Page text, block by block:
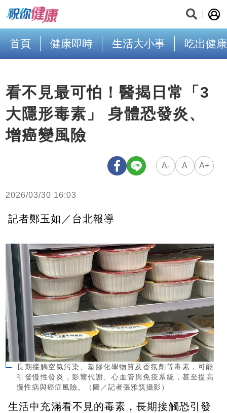
首頁 健康即時 生活大小事 吃出健康
看不見最可怕！醫揭日常「3
大隱形毒素」 身體恐發炎、
增癌變風險
A- A A+
2026/03/30 16:03
記者鄭玉如／台北報導
長期接觸空氣污染、塑膠化學物質及香氛劑等毒素，可能
引發慢性發炎，影響代謝、心血管與免疫系統，甚至提高
慢性病與癌症風險。（圖／記者張雅筑攝影）
生活中充滿看不見的毒素，長期接觸恐引發